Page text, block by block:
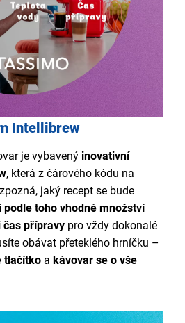
Intellibrew
je vybavený inovativní
, která z čárového kódu na
jaký recept se bude
podle toho vhodné množství
čas přípravy pro vždy dokonalé
obávat přeteklého hrníčku –
tlačítko a kávovar se o vše